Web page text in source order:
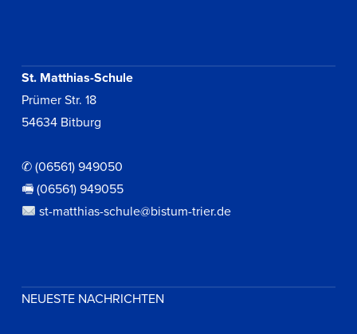
St. Matthias-Schule
Prümer Str. 18
54634 Bitburg
✆ (06561) 949050
🖷 (06561) 949055
st-matthias-schule@bistum-trier.de
NEUESTE NACHRICHTEN